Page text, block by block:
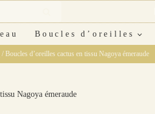
Boucles d’oreilles
/ Boucles d’oreilles cactus en tissu Nagoya émeraude